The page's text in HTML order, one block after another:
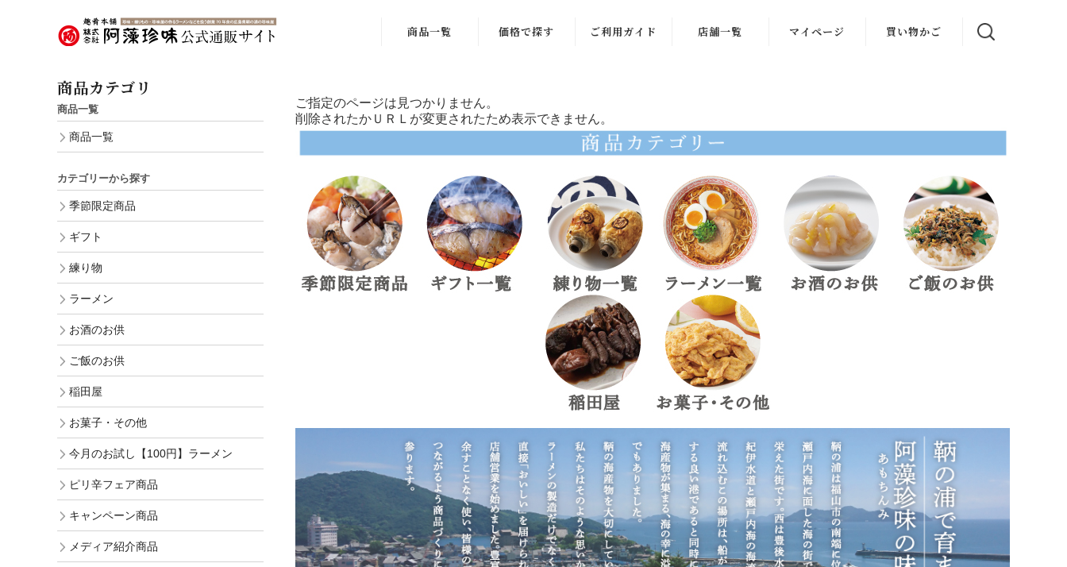
商品一覧
季節限定商品
練り物一覧
ラーメン一覧
お酒のお供
ご飯のお供
価格で探す
円
2,000〜2,999
3,000〜3,999
円
4,000〜4,999
5,000〜5,999
6,000円〜
ご利用ガイド 店舗一覧 マイページ 買い物かご
ご指定のページは見つかりません。
削除されたかＵＲＬが変更されたため表示できません。
商品カテゴリ
商品一覧
商品一覧
カテゴリーから探す
季節限定商品
ギフト
練り物
ラーメン
お酒のお供
ご飯のお供
稲田屋
お菓子・その他
今月のお試し【100円】ラーメン
ピリ辛フェア商品
キャンペーン商品
メディア紹介商品